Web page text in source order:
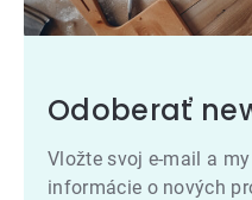
Odoberať
Vložte svoj e-mail a
informácie o nových